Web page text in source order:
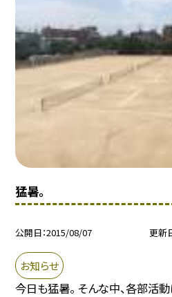
猛暑。
公開日 2015/08/07 更新
お知らせ
今日も猛暑。 そんな中、各部活